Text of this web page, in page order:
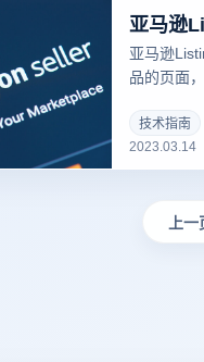
亚马逊
亚马逊
品的页面
可以吸引
录指纹浏
撰写？的
技术指南
2023.03.14
上一